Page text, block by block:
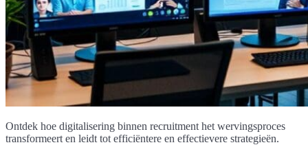
Ontdek hoe digitalisering binnen recruitment het wervingsproces
transformeert en leidt tot efficiëntere en effectievere strategieën.